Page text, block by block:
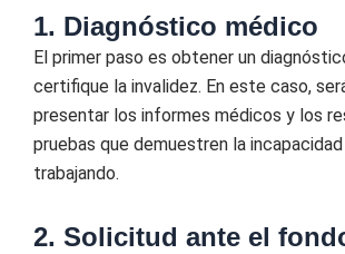
1. Diagnóstico médico
El primer paso es obtener un
certifique la invalidez. En este caso,
presentar los informes médicos y los
pruebas que demuestren la
trabajando.
2. Solicitud ante el